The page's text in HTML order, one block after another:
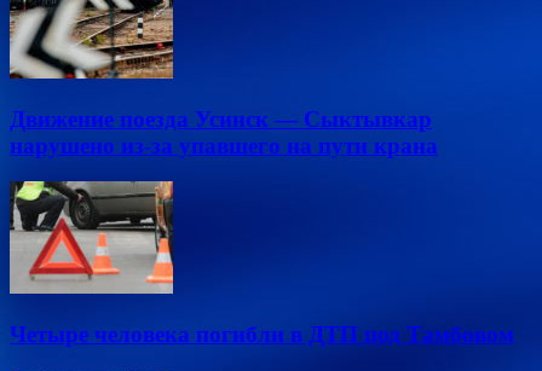
Движение поезда Усинск — Сыктывкар
нарушено из-за упавшего на пути крана
Четыре человека погибли в ДТП под Тамбовом